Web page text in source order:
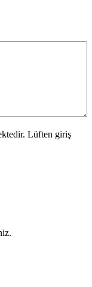
Lüften giriş